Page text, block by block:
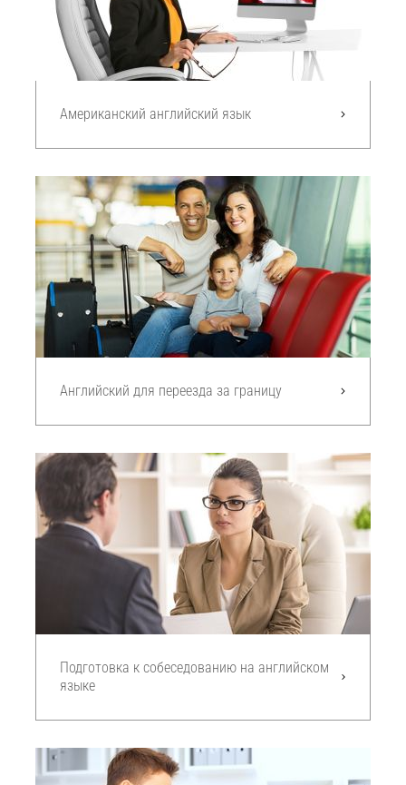
Американский английский язык
Английский для переезда за границу
Подготовка к собеседованию на английском
языке